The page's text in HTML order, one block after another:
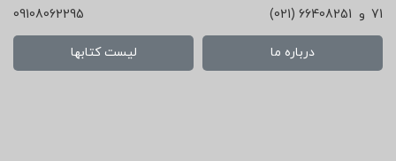
(021) 66408251 و 71
09108062295
درباره ما لیست کتابها